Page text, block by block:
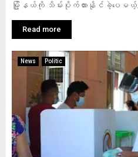
မြို့နယ်ကို သိမ်းပိုက်ထားနိုင်ခဲ့ပေမယ့်...
Read more
News Politic